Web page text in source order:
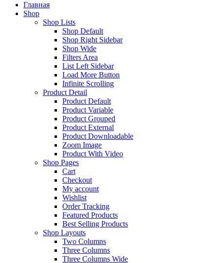
Главная
Shop
Shop Lists
Shop Default
Shop Right Sidebar
Shop Wide
Filters Area
List Left Sidebar
Load More Button
Infinite Scrolling
Product Detail
Product Default
Product Variable
Product Grouped
Product External
Product Downloadable
Zoom Image
Product With Video
Shop Pages
Cart
Checkout
My account
Wishlist
Order Tracking
Featured Products
Best Selling Products
Shop Layouts
Two Columns
Three Columns
Three Columns Wide